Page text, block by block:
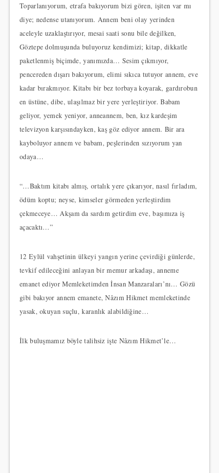
Toparlanıyorum, etrafa bakıyorum bizi gören, işiten var mı
diye; nedense utanıyorum. Annem beni olay yerinden
aceleyle uzaklaştırıyor, mesai saati sonu bile değilken,
Göztepe dolmuşunda buluyoruz kendimizi; kitap, dikkatle
paketlenmiş biçimde, yanımızda… Sesim çıkmıyor,
pencereden dışarı bakıyorum, elimi sıkıca tutuyor annem, eve
kadar bırakmıyor. Kitabı bir bez torbaya koyarak, gardırobun
en üstüne, dibe, ulaşılmaz bir yere yerleştiriyor. Babam
geliyor, yemek yeniyor, anneannem, ben, kız kardeşim
televizyon karşısındayken, kaş göz ediyor annem. Bir ara
kayboluyor annem ve babam, peşlerinden sızıyorum yan
odaya…
“…Baktım kitabı almış, ortalık yere çıkarıyor, nasıl fırladım,
ödüm koptu; neyse, kimseler görmeden yerleştirdim
çekmeceye… Akşam da sardım getirdim eve, başımıza iş
açacaktı…”
12 Eylül vahşetinin ülkeyi yangın yerine çevirdiği günlerde,
tevkif edileceğini anlayan bir memur arkadaşı, anneme
emanet ediyor Memleketimden İnsan Manzaraları’nı… Gözü
gibi bakıyor annem emanete, Nâzım Hikmet memleketinde
yasak, okuyan suçlu, karanlık alabildiğine…
İlk buluşmamız böyle talihsiz işte Nâzım Hikmet’le…